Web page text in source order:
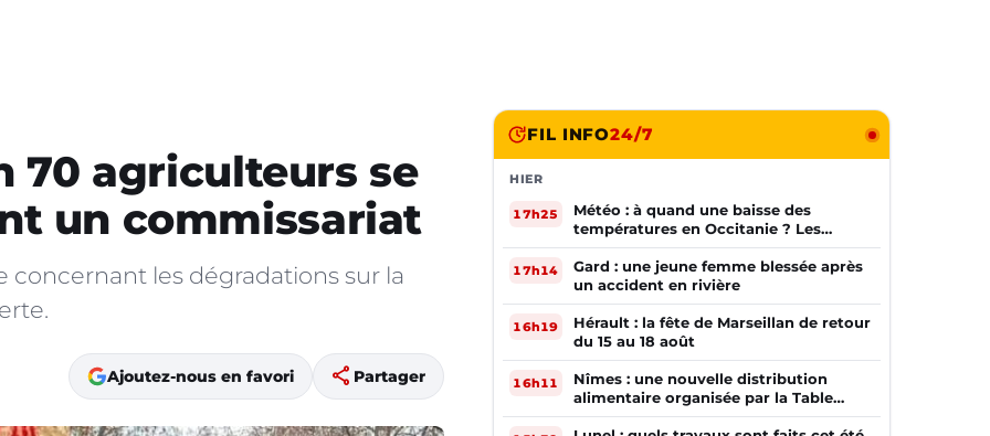
70 agriculteurs se
un commissariat
concernant les dégradations sur la
Ajoutez-nous en favori share Partager
FIL INFO24/7
HIER
17h25
Météo : à quand une baisse des
températures en Occitanie ? Les
prévisions
17h14
Gard : une jeune femme blessée après
un accident en rivière
16h19
Hérault : la fête de Marseillan de retour
du 15 au 18 août
16h11
Nîmes : une nouvelle distribution
alimentaire organisée par la Table
Ouverte